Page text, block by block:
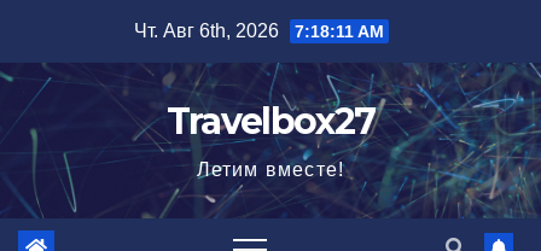
содержимому
Чт. Авг 6th, 2026 7:18:12 AM
Travelbox27
Летим вместе!